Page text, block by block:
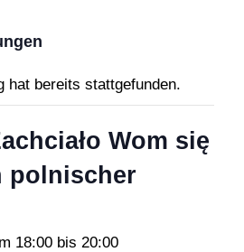
hat bereits stattgefunden.
Wom się
polnischer
18:00 bis 20:00